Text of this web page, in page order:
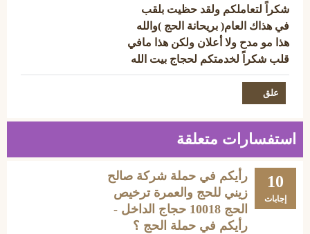
شكراً لتعاملكم ولقد حظيت بلقب
في هذاك العام( بريحانة الحج )والله
هذا مو مدح ولا أعلان ولكن هذا مافي
قلب شكراً لخدمتكم لحجاج بيت الله
استفسارات متعلقة
10
إجابات
رأيكم في حملة شركة صالح
زيني للحج والعمرة ترخيص
الحج 10018 حجاج الداخل -
رأيكم في حملة الحج ؟